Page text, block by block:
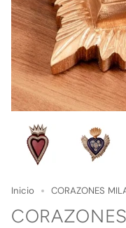
Inicio CORAZONES